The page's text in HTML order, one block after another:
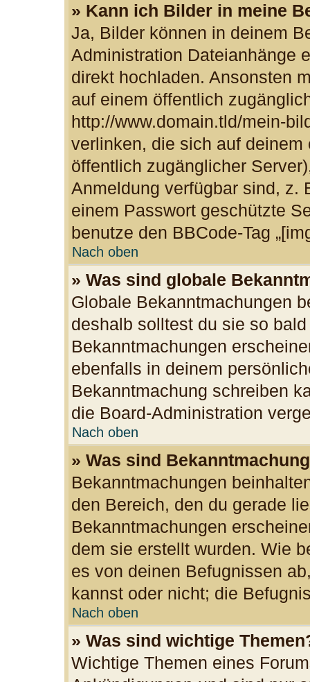
» Kann ich Bilder in meine
Ja, Bilder können in deinem
Administration Dateianhänge
direkt hochladen. Ansonsten
auf einem öffentlich
http://www.domain.tld/mein-
verlinken, die sich auf
öffentlich zugänglicher
Anmeldung verfügbar sind, z.
einem Passwort geschützte
benutze den BBCode-Tag
Nach oben
» Was sind globale
Globale Bekanntmachungen
deshalb solltest du sie so
Bekanntmachungen
ebenfalls in deinem
Bekanntmachung schreiben
die Board-Administration
Nach oben
» Was sind
Bekanntmachungen
den Bereich, den du gerade
Bekanntmachungen
dem sie erstellt wurden. Wie
es von deinen Befugnissen
kannst oder nicht; die
Nach oben
» Was sind wichtige
Wichtige Themen eines